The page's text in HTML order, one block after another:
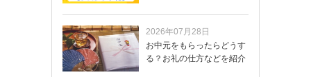
2026年07月28日
お中元をもらったらどうす
る？お礼の仕方などを紹介